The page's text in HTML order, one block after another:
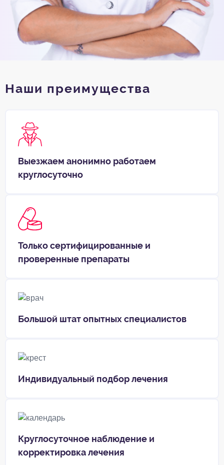
Наши преимущества
Выезжаем анонимно работаем
круглосуточно
Только сертифицированные и
проверенные препараты
Большой штат опытных специалистов
Индивидуальный подбор лечения
Круглосуточное наблюдение и
корректировка лечения